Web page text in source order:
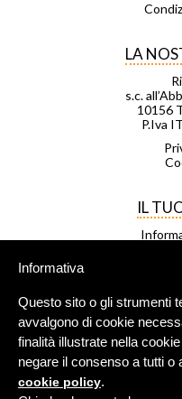
LA
s.c.
10156
P.Iva
IL
Le mie
I
Negozio
Informativa
Questo sito o gli strumenti
avvalgono di cookie
finalità illustrate nella
negare il consenso a tutti o
cookie policy.